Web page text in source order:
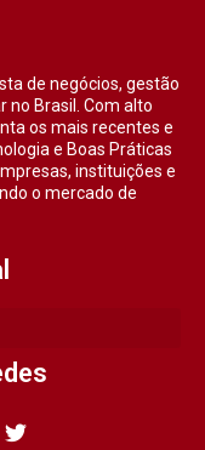
de negócios, gestão
no Brasil. Com alto
os mais recentes e
e Boas Práticas
instituições e
o mercado de